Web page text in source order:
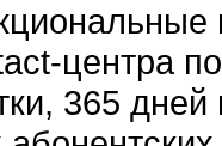
центра
365